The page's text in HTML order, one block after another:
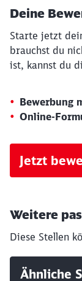
Deine
Starte jetzt
brauchst du
ist, kannst du
Bewerbung
Online-
Jetzt
Weitere
Diese Stellen
Ähnliche